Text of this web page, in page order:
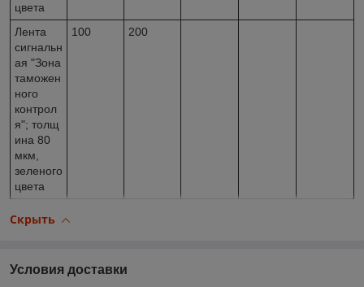
цвета
Лента
сигнальн
ая "Зона
таможен
ного
контрол
я"; толщ
ина 80
мкм,
зеленого
цвета
100 200
Скрыть
Условия доставки